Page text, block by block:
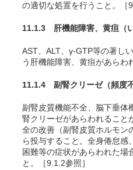
の適切な処置を行うこと。［
11.1.3 肝機能障害、黄疸 （
AST、ALT、γ-GTP等の著し
う肝機能障害、黄疸があらわ
11.1.4 副腎クリーゼ（頻度
副腎皮質機能不全、脳下垂体
腎クリーゼがあらわれること
全の改善（副腎皮質ホルモン
ら投与すること。全身倦怠感
困難等の症状があらわれた場
と。［9.1.2参照］